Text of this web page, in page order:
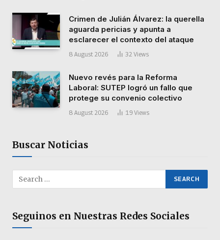
Crimen de Julián Álvarez: la querella
aguarda pericias y apunta a
esclarecer el contexto del ataque
8 August 2026 32 Views
Nuevo revés para la Reforma
Laboral: SUTEP logró un fallo que
protege su convenio colectivo
8 August 2026 19 Views
Buscar Noticias
Seguinos en Nuestras Redes Sociales